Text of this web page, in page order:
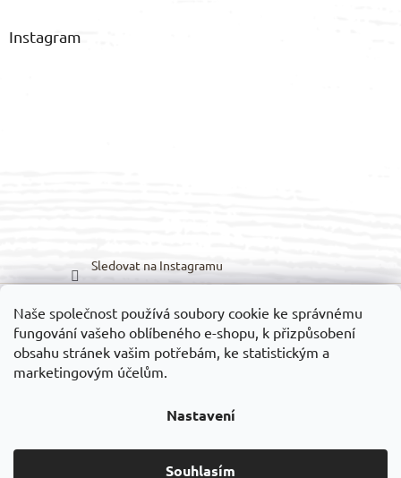
Naše společnost používá soubory cookie ke správnému
fungování vašeho oblíbeného e-shopu, k přizpůsobení
obsahu stránek vašim potřebám, ke statistickým a
marketingovým účelům.
Nastavení
Souhlasím
Instagram
Sledovat na Instagramu
Možnosti dopravy: Možnosti platby:
Vytvořil Shoptet
VELEDILO.cz. Všechna práva vyhrazena.